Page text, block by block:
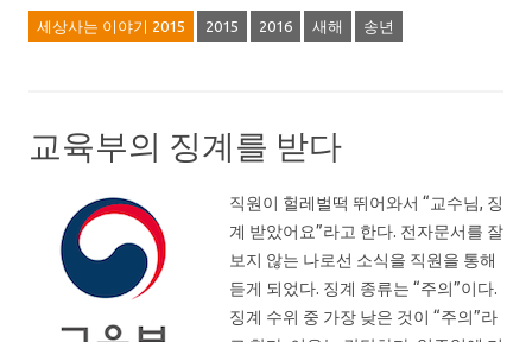
세상사는 이야기 2015 2015 2016 새해 송년
교육부의 징계를 받다
직원이 헐레벌떡 뛰어와서 “교수님, 징
계 받았어요”라고 한다. 전자문서를 잘
보지 않는 나로선 소식을 직원을 통해
듣게 되었다. 징계 종류는 “주의”이다.
징계 수위 중 가장 낮은 것이 “주의”라